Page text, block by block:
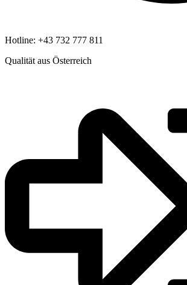
Hotline: +43 732 777 811
Qualität aus Österreich